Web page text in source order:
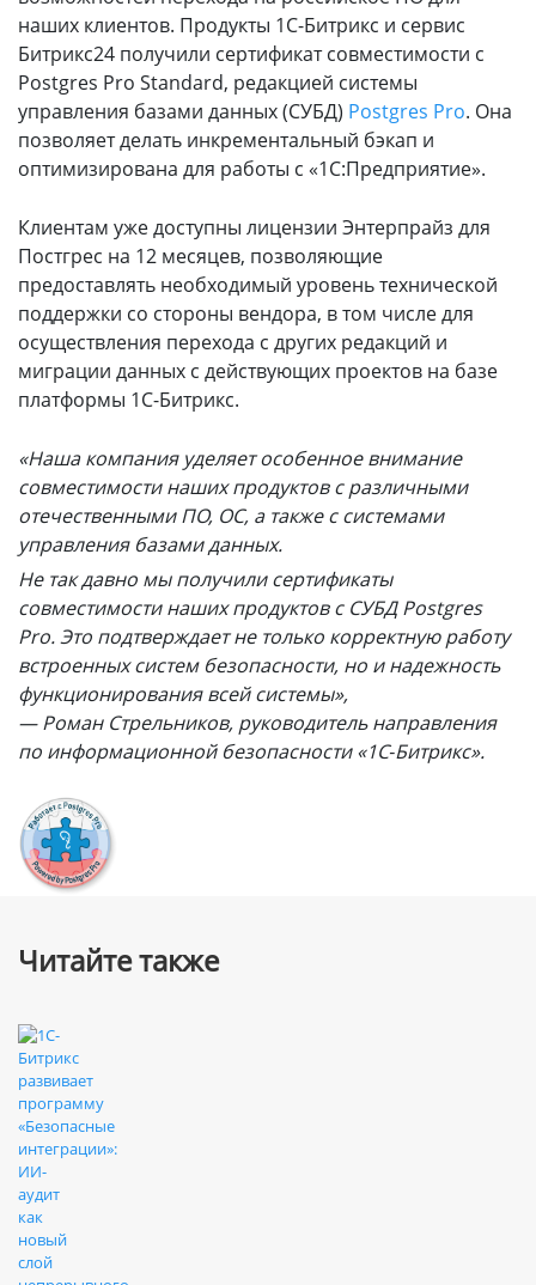
наших клиентов. Продукты 1С-Битрикс и сервис
Битрикс24 получили сертификат совместимости с
Postgres Pro Standard, редакцией системы
управления базами данных (СУБД) Postgres Pro. Она
позволяет делать инкрементальный бэкап и
оптимизирована для работы с «1С:Предприятие».
Клиентам уже доступны лицензии Энтерпрайз для
Постгрес на 12 месяцев, позволяющие
предоставлять необходимый уровень технической
поддержки со стороны вендора, в том числе для
осуществления перехода с других редакций и
миграции данных с действующих проектов на базе
платформы 1С-Битрикс.
«Наша компания уделяет особенное внимание
совместимости наших продуктов с различными
отечественными ПО, ОС, а также с системами
управления базами данных.
Не так давно мы получили сертификаты
совместимости наших продуктов с СУБД Postgres
Pro. Это подтверждает не только корректную работу
встроенных систем безопасности, но и надежность
функционирования всей системы»,
— Роман Стрельников, руководитель направления
по информационной безопасности «1С‑Битрикс».
Читайте также